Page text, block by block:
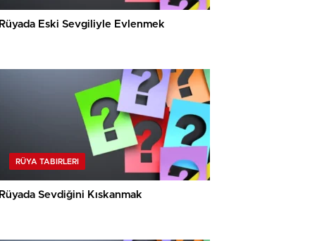
Rüyada Eski Sevgiliyle Evlenmek
RÜYA TABIRLERI
Rüyada Sevdiğini Kıskanmak